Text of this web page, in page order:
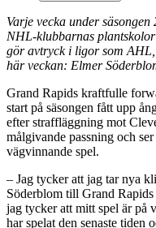
Varje vecka under
NHL-klubbarnas
gör avtryck i ligor som
här veckan: Elmer
Grand Rapids kraftfulle
start på säsongen fått upp
efter straffläggning mot
målgivande passning och
vägvinnande spel.
– Jag tycker att jag tar nya
Söderblom till Grand
jag tycker att mitt spel är på
har spelat den senaste tiden